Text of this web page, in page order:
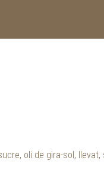
oli de gira-sol,